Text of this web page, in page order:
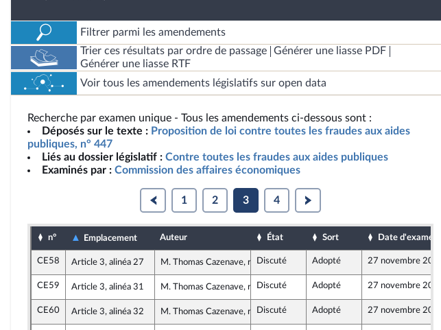
Filtrer parmi les amendements
Trier ces résultats par ordre de passage
Générer une liasse PDF
Générer une liasse RTF
Voir tous les amendements législatifs sur open data
Recherche par examen unique - Tous les amendements ci-dessous sont :
Déposés sur le texte : Proposition de loi contre toutes les fraudes aux aides
publiques, n° 447
Liés au dossier législatif : Contre toutes les fraudes aux aides publiques
Examinés par : Commission des affaires économiques
1 2 3 4
n° Emplacement Auteur État Sort Date d'examen
CE58 Article 3, alinéa 27 M. Thomas Cazenave, rapporteur
Discuté Adopté 27 novembre 2024
CE59 Article 3, alinéa 31 M. Thomas Cazenave, rapporteur
Discuté Adopté 27 novembre 2024
CE60 Article 3, alinéa 32 M. Thomas Cazenave, rapporteur
Discuté Adopté 27 novembre 2024